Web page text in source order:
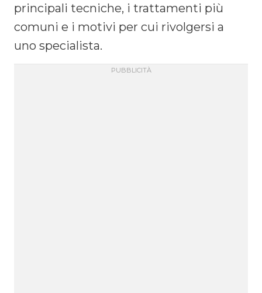
principali tecniche, i trattamenti più
comuni e i motivi per cui rivolgersi a
uno specialista.